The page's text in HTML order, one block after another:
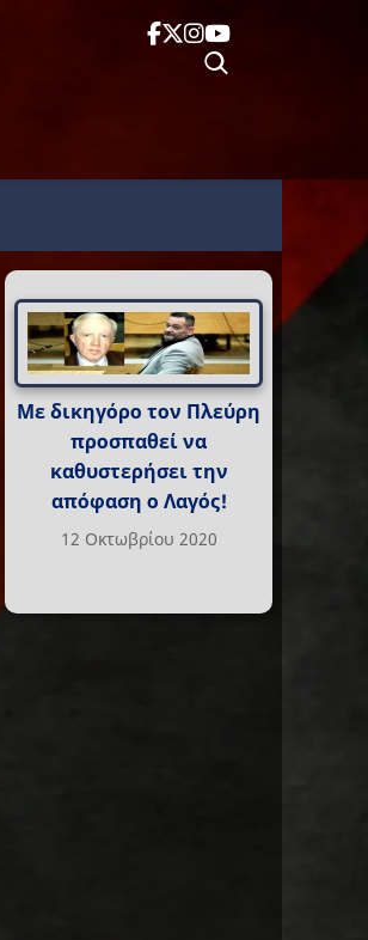
Με δικηγόρο τον Πλεύρη
προσπαθεί να
καθυστερήσει την
απόφαση ο Λαγός!
12 Οκτωβρίου 2020